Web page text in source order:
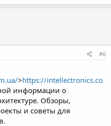
#6
>https://intellectronics.co
информации о
Обзоры,
и советы для